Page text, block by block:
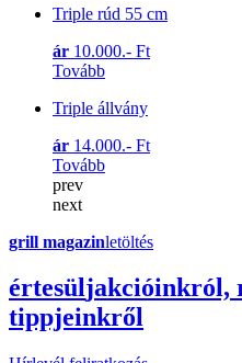
Triple rúd 55 cm
ár 10.000.- Ft
Tovább
Triple állvány
ár 14.000.- Ft
Tovább
prev
next
grill magazinletöltés
értesüljakcióinkról,
tippjeinkről